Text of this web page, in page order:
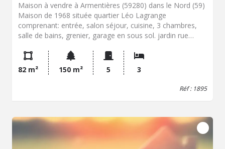
Maison à vendre à Armentières (59280) dans le Nord (59)
Maison de 1968 située quartier Léo Lagrange
comprenant: entrée, salon séjour, cuisine, 3 chambres,
salle de bains, grenier, garage en sous sol. jardin rue
une commune du Nord située à proximité de la
métropole lilloise. La ville dispose de services publics,
d'établissements scolaires, de commerces de proximité
et de lignes de bus. Elle bénéficie également d'un accès
obtenir de plus amples renseignements sur maison à
vendre à Armentières.
82 m² 150 m² 5 3
Réf : 1895